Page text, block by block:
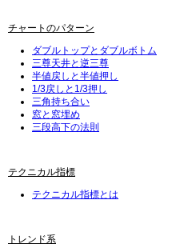
チャートのパターン
ダブルトップとダブルボトム
三尊天井と逆三尊
半値戻しと半値押し
1/3戻しと1/3押し
三角持ち合い
窓と窓埋め
三段高下の法則
テクニカル指標
テクニカル指標とは
トレンド系